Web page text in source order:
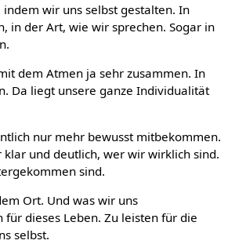
indem wir uns selbst gestalten. In
in der Art, wie wir sprechen. Sogar in
dem Atmen ja sehr zusammen. In
Da liegt unsere ganze Individualität
nur mehr bewusst mitbekommen.
klar und deutlich, wer wir wirklich sind.
sind.
Ort. Und was wir uns
dieses Leben. Zu leisten für die
selbst.